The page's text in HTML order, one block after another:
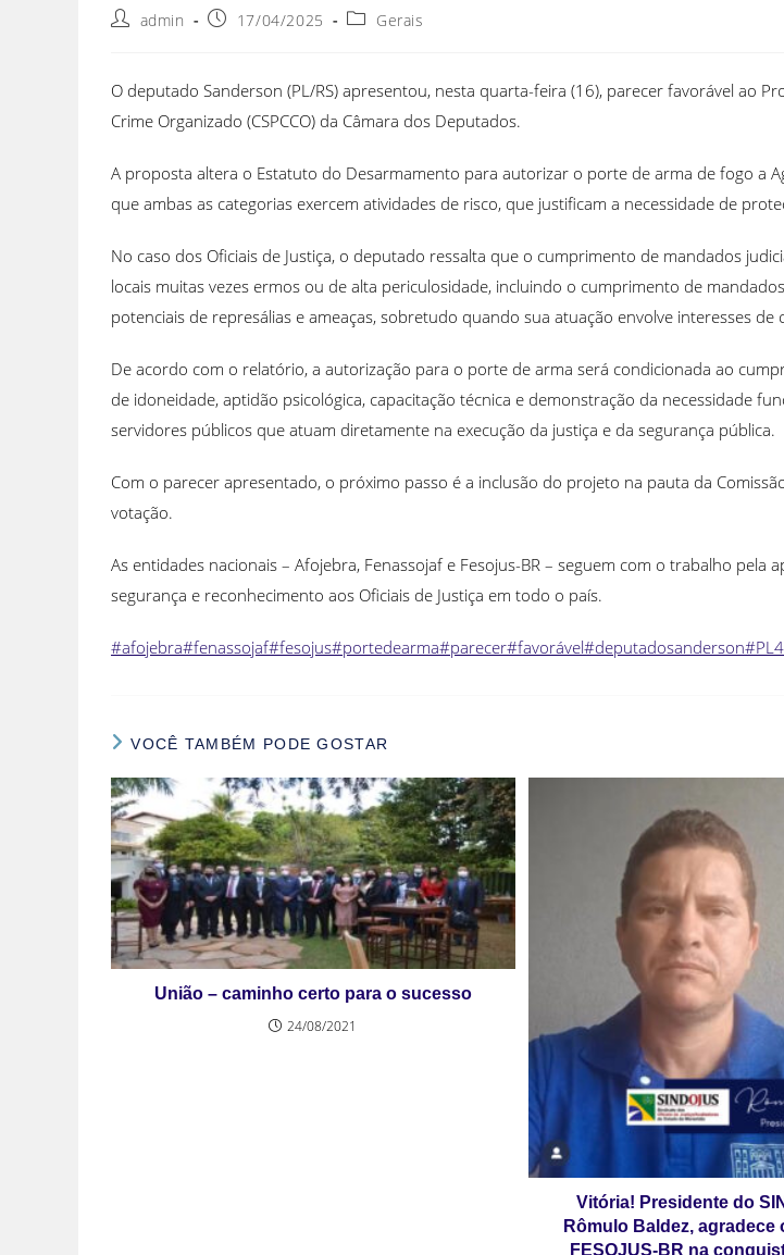
admin 17/04/2025 Gerais
O deputado Sanderson (PL/RS) apresentou, nesta quarta-feira (16), parecer favorável ao
Crime Organizado (CSPCCO) da Câmara dos Deputados.
A proposta altera o Estatuto do Desarmamento para autorizar o porte de arma de fogo a
que ambas as categorias exercem atividades de risco, que justificam a necessidade de
No caso dos Oficiais de Justiça, o deputado ressalta que o cumprimento de mandados
locais muitas vezes ermos ou de alta periculosidade, incluindo o cumprimento de
potenciais de represálias e ameaças, sobretudo quando sua atuação envolve interesses
De acordo com o relatório, a autorização para o porte de arma será condicionada ao
de idoneidade, aptidão psicológica, capacitação técnica e demonstração da necessidade
servidores públicos que atuam diretamente na execução da justiça e da segurança pública.
Com o parecer apresentado, o próximo passo é a inclusão do projeto na pauta da
votação.
As entidades nacionais – Afojebra, Fenassojaf e Fesojus-BR – seguem com o trabalho
segurança e reconhecimento aos Oficiais de Justiça em todo o país.
#afojebra#fenassojaf#fesojus#portedearma#parecer#favorável#deputadosanderson
VOCÊ TAMBÉM PODE GOSTAR
União – caminho certo para o sucesso
24/08/2021
Vitória! Presidente do
Rômulo Baldez, agradece
FESOJUS-BR na